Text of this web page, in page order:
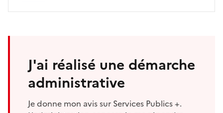
J'ai réalisé une démarche
administrative
Je donne mon avis sur Services Publics +.